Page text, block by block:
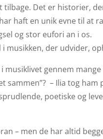
Det er historier,
haft en unik evne til at
og stor eufori an i os.
musikken, der udvider,
i musiklivet gennem
sammen”? – Ilia tog ham
poetiske og
– men de har altid